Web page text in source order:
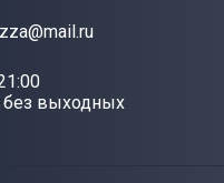
без выходных